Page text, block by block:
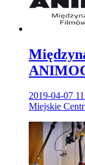
2019-04-07
Miejskie